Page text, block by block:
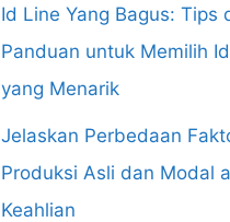
Id Line Yang Bagus: Tips
Panduan untuk Memilih
yang Menarik
Jelaskan Perbedaan
Produksi Asli dan Modal
Keahlian